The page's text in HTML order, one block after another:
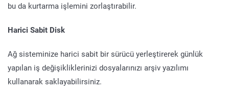
bu da kurtarma işlemini zorlaştırabilir.
Harici Sabit Disk
Ağ sisteminize harici sabit bir sürücü yerleştirerek günlük
yapılan iş değişikliklerinizi dosyalarınızı arşiv yazılımı
kullanarak saklayabilirsiniz.